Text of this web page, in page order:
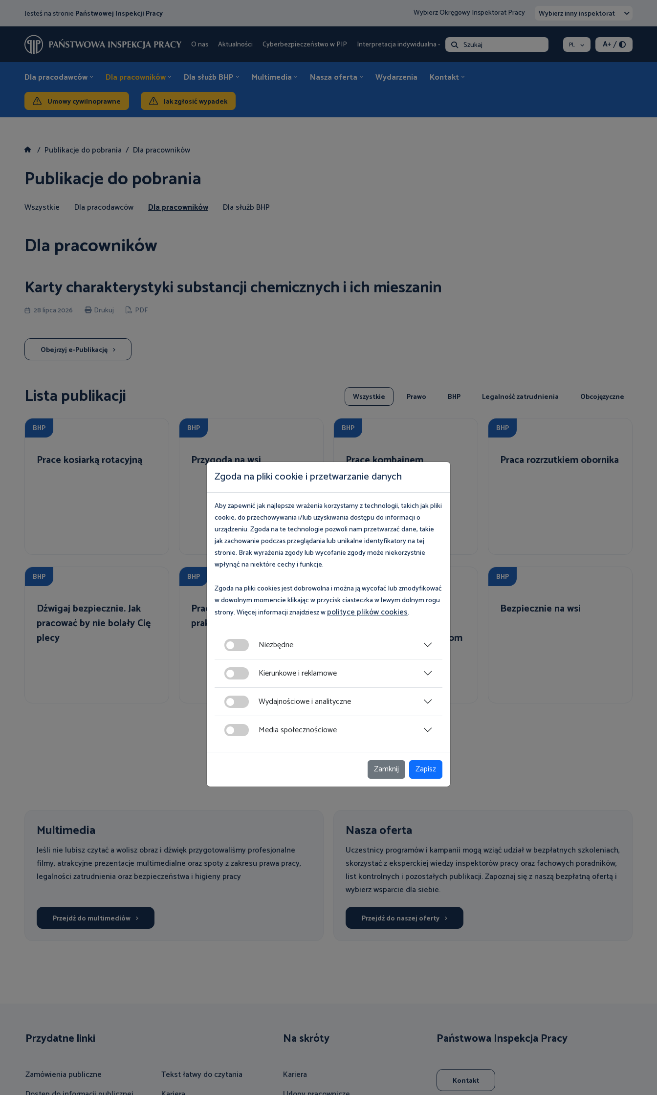
Jesteś na stronie Państwowej Inspekcji Pracy Wybierz Okręgowy Inspektorat Pracy Wybierz inny inspektorat
O nas Aktualności Cyberbezpieczeństwo w PIP Interpretacja indywidualna - opłata Szukaj PL A+/
Dla pracodawców Dla pracowników Dla służb BHP Multimedia Nasza oferta Wydarzenia Kontakt
Umowy cywilnoprawne Jak zgłosić wypadek
Publikacje do pobrania Dla pracowników
Publikacje do pobrania
Wszystkie Dla pracodawców Dla pracowników Dla służb BHP
Dla pracowników
Karty charakterystyki substancji chemicznych i ich mieszanin
28 lipca 2026 Drukuj PDF
Obejrzyj e-Publikację
Lista publikacji Wszystkie Prawo BHP Legalność zatrudnienia Obcojęzyczne
BHP
Prace kosiarką rotacyjną
BHP
Przygoda na wsi
BHP
Prace kombajnem
zbożowym
BHP
Praca rozrzutkiem obornika
BHP
Dźwigaj bezpiecznie. Jak
pracować by nie bolały Cię
plecy
BHP
Praca rolnika dobre
praktyki
Chroń dziecko w
prace zabronione dzieciom
BHP
Bezpiecznie na wsi
3 4 5 6 7 8 9 10 11 12
Multimedia
Jeśli nie lubisz czytać a wolisz obraz i dźwięk przygotowaliśmy profesjonalne
filmy, atrakcyjne prezentacje multimedialne oraz spoty z zakresu prawa pracy,
legalności zatrudnienia oraz bezpieczeństwa i higieny pracy
Przejdź do multimediów
Nasza oferta
Uczestnicy programów i kampanii mogą wziąć udział w bezpłatnych szkoleniach,
skorzystać z eksperckiej wiedzy inspektorów pracy oraz fachowych poradników,
list kontrolnych i pozostałych publikacji. Zapoznaj się z naszą bezpłatną ofertą i
wybierz wsparcie dla siebie.
Przejdź do naszej oferty
Przydatne linki
Zamówienia publiczne
Tekst łatwy do czytania
Na skróty
Kariera
Państwowa Inspekcja Pracy
Kontakt
Zgoda na pliki cookie i przetwarzanie danych
Aby zapewnić jak najlepsze wrażenia korzystamy z technologii, takich jak pliki
cookie, do przechowywania i/lub uzyskiwania dostępu do informacji o
urządzeniu. Zgoda na te technologie pozwoli nam przetwarzać dane, takie
jak zachowanie podczas przeglądania lub unikalne identyfikatory na tej
stronie. Brak wyrażenia zgody lub wycofanie zgody może niekorzystnie
wpłynąć na niektóre cechy i funkcje.
Zgoda na pliki cookies jest dobrowolna i można ją wycofać lub zmodyfikować
w dowolnym momencie klikając w przycisk ciasteczka w lewym dolnym rogu
strony. Więcej informacji znajdziesz wpolityce plików cookies.
Niezbędne
Kierunkowe i reklamowe
Wydajnościowe i analityczne
Media społecznościowe
Zamknij Zapisz